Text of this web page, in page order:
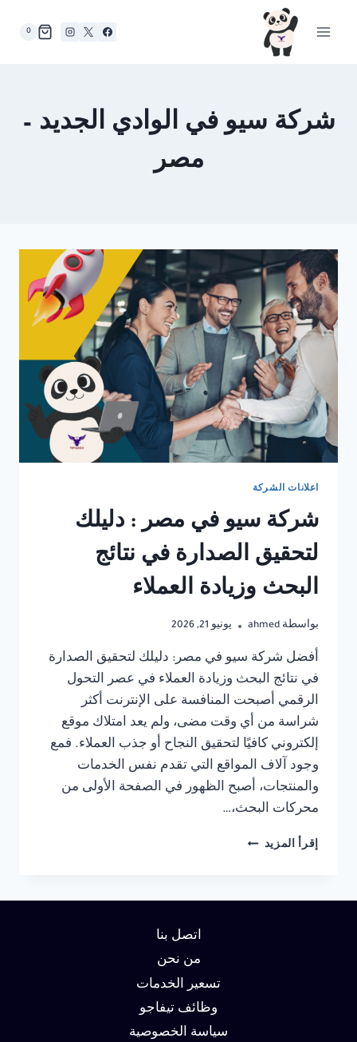
0
شركة سيو في الوادي الجديد –
مصر
اعلانات الشركة
شركة سيو في مصر : دليلك
لتحقيق الصدارة في نتائج
البحث وزيادة العملاء
بواسطة ahmed يونيو 21, 2026
أفضل شركة سيو في مصر: دليلك لتحقيق الصدارة
في نتائج البحث وزيادة العملاء في عصر التحول
الرقمي أصبحت المنافسة على الإنترنت أكثر
شراسة من أي وقت مضى، ولم يعد امتلاك موقع
إلكتروني كافيًا لتحقيق النجاح أو جذب العملاء. فمع
وجود آلاف المواقع التي تقدم نفس الخدمات
والمنتجات، أصبح الظهور في الصفحة الأولى من
محركات البحث،…
إقرأ المزيد شركة
اتصل بنا
من نحن
تسعير الخدمات
وظائف تيفاجو
سياسة الخصوصية